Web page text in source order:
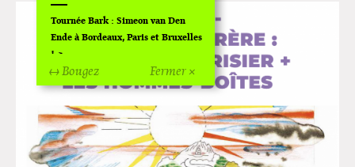
Fermer ×
↔ Bougez
Tournée Bark : Simeon van Den
Ende à Bordeaux, Paris et Bruxelles
!
Off Of Off d'Angoulême 2024
Superette de noël à Pola
L'exposition de Fungirl à
Montpellier !